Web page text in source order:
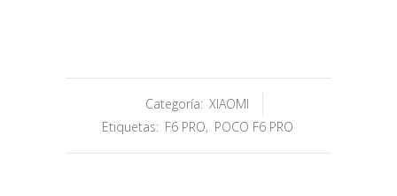
Categoría: XIAOMI
Etiquetas: F6 PRO, POCO F6 PRO